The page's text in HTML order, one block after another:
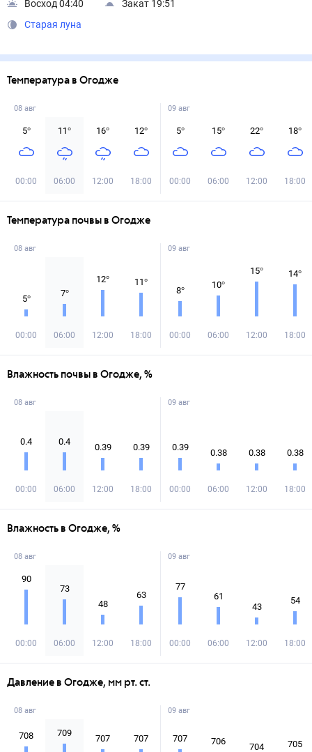
Восход 04:40
Закат 19:51
Старая луна
Температура в Огодже
08 авг
5°
00:00
11°
06:00
16°
12:00
12°
18:00
09 авг
5°
00:00
15°
06:00
22°
12:00
18°
18:00
Температура почвы в Огодже
08 авг
5°
00:00
7°
06:00
12°
12:00
11°
18:00
09 авг
8°
00:00
10°
06:00
15°
12:00
14°
18:00
Влажность почвы в Огодже, %
08 авг
0.4
00:00
0.4
06:00
0.39
12:00
0.39
18:00
09 авг
0.39
00:00
0.38
06:00
0.38
12:00
0.38
18:00
Влажность в Огодже, %
08 авг
90
00:00
73
06:00
48
12:00
63
18:00
09 авг
77
00:00
61
06:00
43
12:00
54
18:00
Давление в Огодже, мм рт. ст.
08 авг
708 709
707 707
09 авг
707 706
704 705